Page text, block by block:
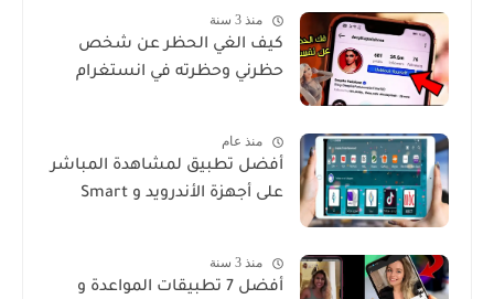
منذ 3 سنة
كيف الغي الحظر عن شخص
حظرني وحظرته في انستغرام
منذ عام
أفضل تطبيق لمشاهدة المباشر
على أجهزة الأندرويد و Smart
منذ 3 سنة
أفضل 7 تطبيقات المواعدة و